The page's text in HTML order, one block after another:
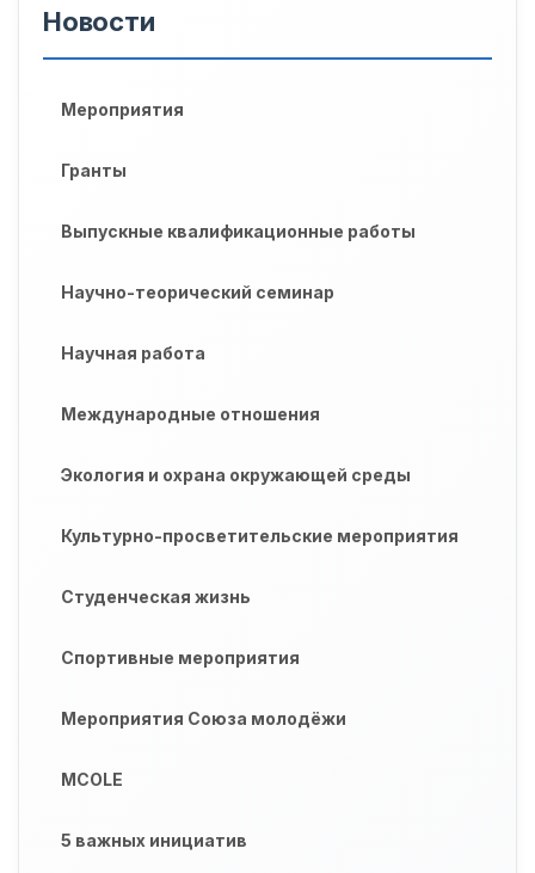
Новости
Мероприятия
Гранты
Выпускные квалификационные работы
Научно-теорический семинар
Научная работа
Международные отношения
Экология и охрана окружающей среды
Культурно-просветительские мероприятия
Студенческая жизнь
Спортивные мероприятия
Мероприятия Союза молодёжи
MCOLE
5 важных инициатив